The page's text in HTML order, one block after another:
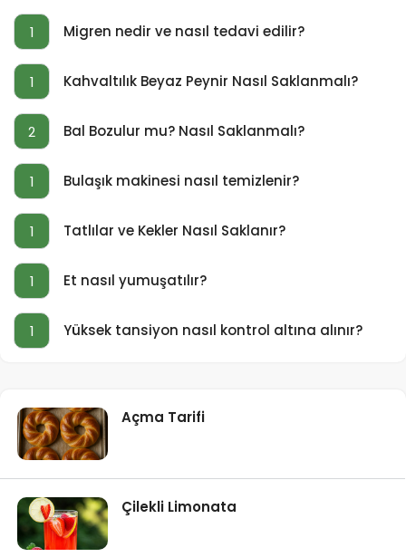
1 Migren nedir ve nasıl tedavi edilir?
1 Kahvaltılık Beyaz Peynir Nasıl Saklanmalı?
2 Bal Bozulur mu? Nasıl Saklanmalı?
1 Bulaşık makinesi nasıl temizlenir?
1 Tatlılar ve Kekler Nasıl Saklanır?
1 Et nasıl yumuşatılır?
1 Yüksek tansiyon nasıl kontrol altına alınır?
Açma Tarifi
Çilekli Limonata